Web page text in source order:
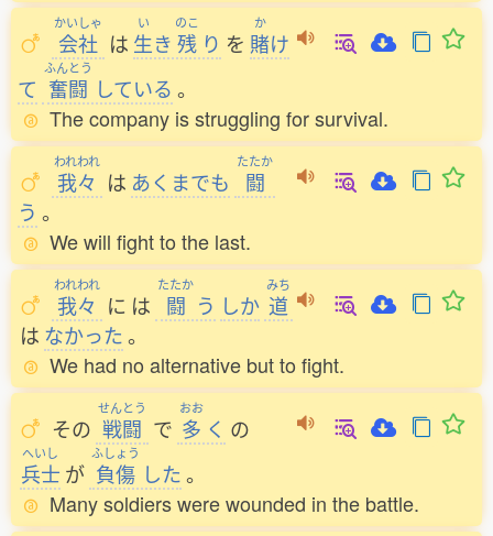
かいしゃ
会社 は
い
生き
のこ
残 り を
か
賭け
て
ふんとう
奮闘 している 。
The company is struggling for survival.
われわれ
我々 は あくまでも
たたか
闘
う 。
We will fight to the last.
われわれ
我々 に は
たたか
闘 う しか
みち
道
は なかった。
We had no alternative but to fight.
その
せんとう
戦闘 で
おお
多 く の
へいし
兵士 が
ふしょう
負傷 した。
Many soldiers were wounded in the battle.